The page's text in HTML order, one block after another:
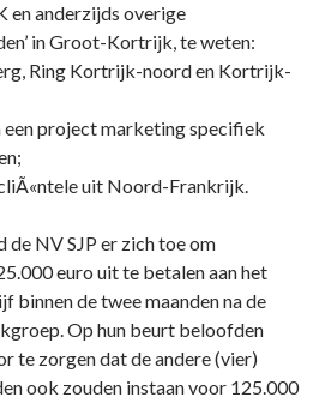
en anderzijds overige
in Groot-Kortrijk, te weten:
Ring Kortrijk-noord en Kortrijk-
project marketing specifiek
uit Noord-Frankrijk.
de NV SJP er zich toe om
euro uit te betalen aan het
binnen de twee maanden na de
Op hun beurt beloofden
te zorgen dat de andere (vier)
ook zouden instaan voor 125.000